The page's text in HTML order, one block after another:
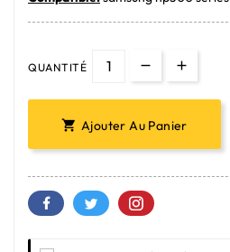
QUANTITÉ
 Ajouter Au Panier